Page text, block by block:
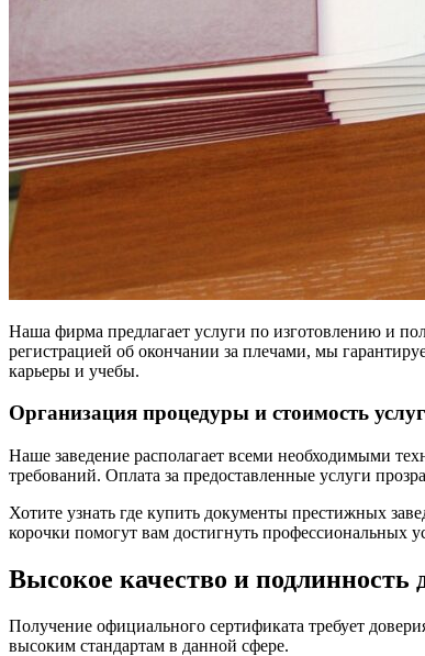
Наша фирма предлагает услуги по изготовлению и
регистрацией об окончании за плечами, мы
карьеры и учебы.
Организация процедуры и стоимость
Наше заведение располагает всеми необходимыми
требований. Оплата за предоставленные услуги
Хотите узнать где купить документы престижных
корочки помогут вам достигнуть профессиональных
Высокое качество и подлинность
Получение официального сертификата требует
высоким стандартам в данной сфере.